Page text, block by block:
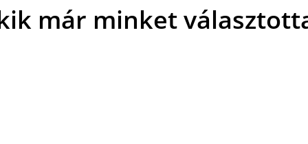
már minket